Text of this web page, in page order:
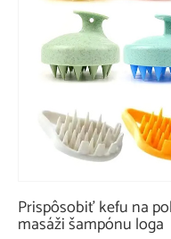
Prispôsobiť kefu na
masáži šampónu loga